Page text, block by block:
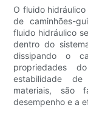
O fluido
de caminhões-
fluido hidráulico
dentro do
dissipando o
propriedades
estabilidade
materiais, são
desempenho e a